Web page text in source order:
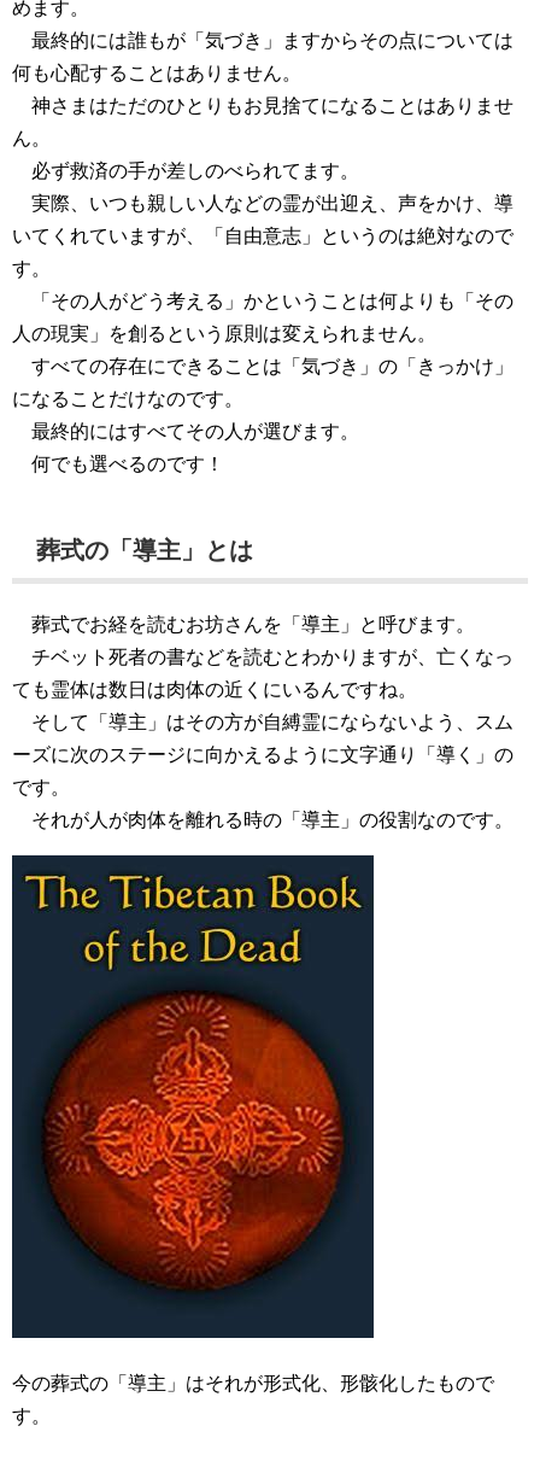
めます。
最終的には誰もが「気づき」ますからその点については
何も心配することはありません。
神さまはただのひとりもお見捨てになることはありませ
ん。
必ず救済の手が差しのべられてます。
実際、いつも親しい人などの霊が出迎え、声をかけ、導
いてくれていますが、「自由意志」というのは絶対なので
す。
「その人がどう考える」かということは何よりも「その
人の現実」を創るという原則は変えられません。
すべての存在にできることは「気づき」の「きっかけ」
になることだけなのです。
最終的にはすべてその人が選びます。
何でも選べるのです！
葬式の「導主」とは
葬式でお経を読むお坊さんを「導主」と呼びます。
チベット死者の書などを読むとわかりますが、亡くなっ
ても霊体は数日は肉体の近くにいるんですね。
そして「導主」はその方が自縛霊にならないよう、スム
ーズに次のステージに向かえるように文字通り「導く」の
です。
それが人が肉体を離れる時の「導主」の役割なのです。
今の葬式の「導主」はそれが形式化、形骸化したもので
す。